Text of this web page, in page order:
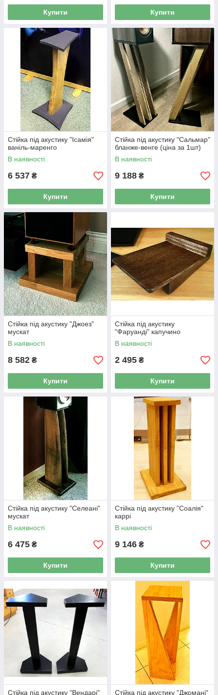
Купити Купити
Стійка під акустику "Ісамія"
ваніль-маренго
В наявності
6 537 ₴
Купити
Стійка під акустику "Сальмар"
бланже-венге (ціна за 1шт)
В наявності
9 188 ₴
Купити
Стійка під акустику "Джоез"
мускат
В наявності
8 582 ₴
Купити
Стійка під акустику
"Фаруанді" капучино
В наявності
2 495 ₴
Купити
Стійка під акустику "Селеані"
мускат
В наявності
6 475 ₴
Купити
Стійка під акустику "Соалія"
каррі
В наявності
9 146 ₴
Купити
Стійка під акустику "Вендарі" Стійка під акустику "Джомані"